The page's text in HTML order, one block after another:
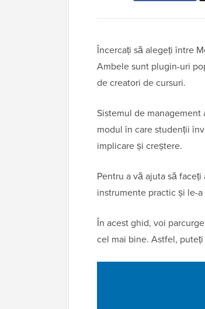
Încercați să alegeți între
Ambele sunt plugin-uri
de creatori de cursuri.
Sistemul de
modul în care studenții
implicare și creștere.
Pentru a vă ajuta să
instrumente practic și le-
În acest ghid, voi
cel mai bine. Astfel,